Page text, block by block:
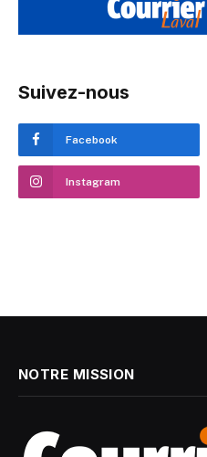
Suivez-nous
Facebook
Instagram
NOTRE MISSION